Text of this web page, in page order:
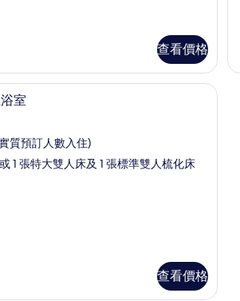
查看價格
浴
室
室
質預訂人數入住)
1 張特大雙人床及 1 張標準雙人梳化床
查看價格